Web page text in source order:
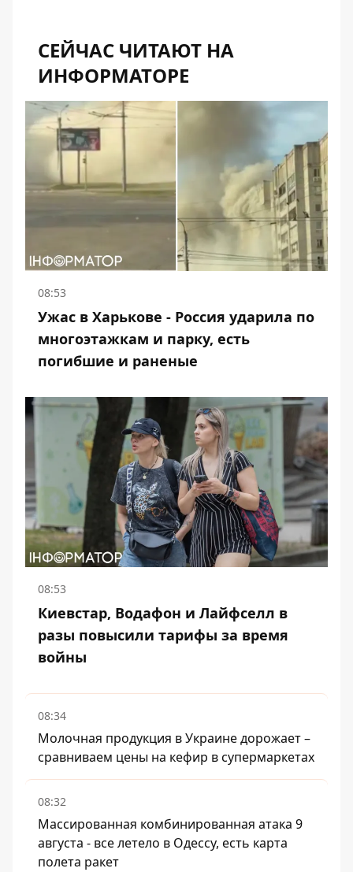
СЕЙЧАС ЧИТАЮТ НА
ИНФОРМАТОРЕ
08:53
Ужас в Харькове - Россия ударила по
многоэтажкам и парку, есть
погибшие и раненые
08:53
Киевстар, Водафон и Лайфселл в
разы повысили тарифы за время
войны
08:34
Молочная продукция в Украине дорожает –
сравниваем цены на кефир в супермаркетах
08:32
Массированная комбинированная атака 9
августа - все летело в Одессу, есть карта
полета ракет